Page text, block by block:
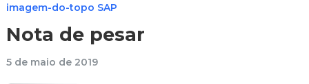
imagem-do-topo SAP
Nota de pesar
5 de maio de 2019